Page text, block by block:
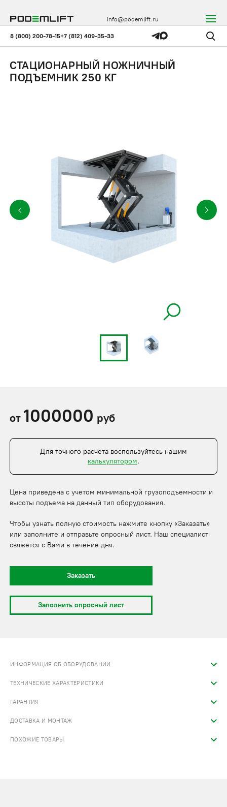
8 (800) 200-78-15+7 (812) 409-35-33
info@podemlift.ru
СТАЦИОНАРНЫЙ НОЖНИЧНЫЙ
ПОДЪЕМНИК 250 КГ
от 1000000 руб
Для точного расчета воспользуйтесь нашим
калькулятором.
Цена приведена с учетом минимальной грузоподъемности и
высоты подъема на данный тип оборудования.
Чтобы узнать полную стоимость нажмите кнопку «Заказать»
или заполните и отправьте опросный лист. Наш специалист
свяжется с Вами в течение дня.
Заказать
Заполнить опросный лист
ИНФОРМАЦИЯ ОБ ОБОРУДОВАНИИ
ТЕХНИЧЕСКИЕ ХАРАКТЕРИСТИКИ
ГАРАНТИЯ
ДОСТАВКА И МОНТАЖ
ПОХОЖИЕ ТОВАРЫ